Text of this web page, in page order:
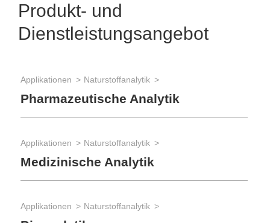
Produkt- und
Dienstleistungsangebot
Applikationen Naturstoffanalytik
Pharmazeutische Analytik
Applikationen Naturstoffanalytik
Medizinische Analytik
Applikationen Naturstoffanalytik